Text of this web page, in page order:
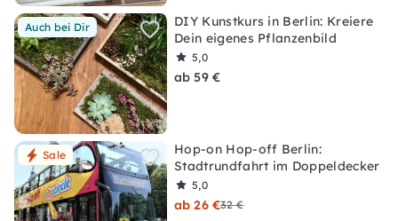
Auch bei Dir
DIY Kunstkurs in Berlin: Kreiere
Dein eigenes Pflanzenbild
5,0
ab 59 €
Sale
Hop-on Hop-off Berlin:
Stadtrundfahrt im Doppeldecker
5,0
ab 26 €32 €